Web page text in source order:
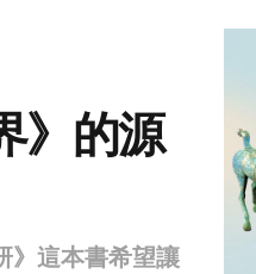
》的源
》這本書希望讓